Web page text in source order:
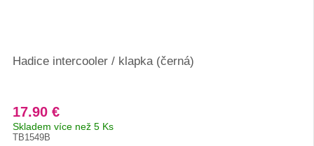
Hadice intercooler / klapka (černá)
17.90 €
Skladem více než 5 Ks
TB1549B